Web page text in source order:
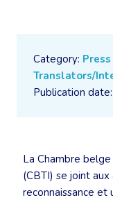
Category:
Translators/
Publication date:
La Chambre
(CBTI) se joint
reconnaissance et